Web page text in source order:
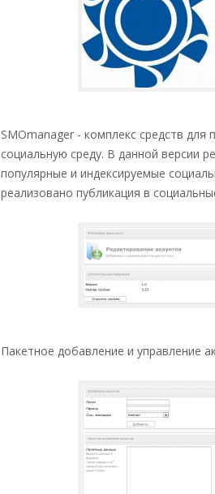
SMOmanager - комплекс средств
социальную среду. В данной версии
популярные и индексируемые
реализовано публикация в
Пакетное добавление и управление